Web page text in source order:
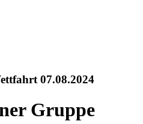
07.08.2024
Gruppe